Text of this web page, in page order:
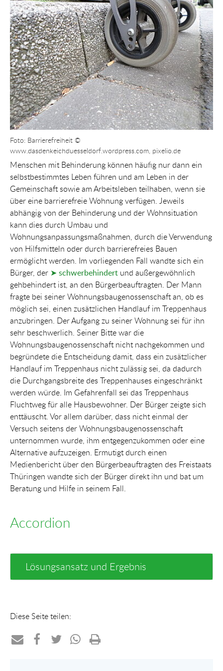
Foto: Barrierefreiheit ©
www.dasdenkeichduesseldorf.wordpress.com, pixelio.de
Menschen mit Behinderung können häufig nur dann ein
selbstbestimmtes Leben führen und am Leben in der
Gemeinschaft sowie am Arbeitsleben teilhaben, wenn sie
über eine barrierefreie Wohnung verfügen. Jeweils
abhängig von der Behinderung und der Wohnsituation
kann dies durch Umbau und
Wohnungsanpassungsmaßnahmen, durch die Verwendung
von Hilfsmitteln oder durch barrierefreies Bauen
ermöglicht werden. Im vorliegenden Fall wandte sich ein
Bürger, der ➤ schwerbehindert und außergewöhnlich
gehbehindert ist, an den Bürgerbeauftragten. Der Mann
fragte bei seiner Wohnungsbaugenossenschaft an, ob es
möglich sei, einen zusätzlichen Handlauf im Treppenhaus
anzubringen. Der Aufgang zu seiner Wohnung sei für ihn
sehr beschwerlich. Seiner Bitte war die
Wohnungsbaugenossenschaft nicht nachgekommen und
begründete die Entscheidung damit, dass ein zusätzlicher
Handlauf im Treppenhaus nicht zulässig sei, da dadurch
die Durchgangsbreite des Treppenhauses eingeschränkt
werden würde. Im Gefahrenfall sei das Treppenhaus
Fluchtweg für alle Hausbewohner. Der Bürger zeigte sich
enttäuscht. Vor allem darüber, dass nicht einmal der
Versuch seitens der Wohnungsbaugenossenschaft
unternommen wurde, ihm entgegenzukommen oder eine
Alternative aufzuzeigen. Ermutigt durch einen
Medienbericht über den Bürgerbeauftragten des Freistaats
Thüringen wandte sich der Bürger direkt ihn und bat um
Beratung und Hilfe in seinem Fall.
Accordion
Lösungsansatz und Ergebnis
Diese Seite teilen: